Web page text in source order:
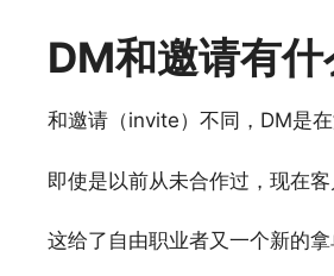
DM和邀请有什
和邀请（invite）不同，DM是
即使是以前从未合作过，现在
这给了自由职业者又一个新的拿